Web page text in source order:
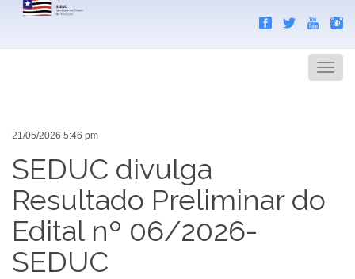
Menu
21/05/2026 5:46 pm
SEDUC divulga
Resultado Preliminar do
Edital nº 06/2026-
SEDUC